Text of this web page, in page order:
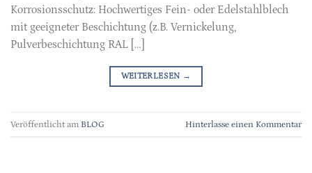
Korrosionsschutz: Hochwertiges Fein- oder Edelstahlblech
mit geeigneter Beschichtung (z.B. Vernickelung,
Pulverbeschichtung RAL […]
WEITERLESEN →
Veröffentlicht am BLOG Hinterlasse einen Kommentar